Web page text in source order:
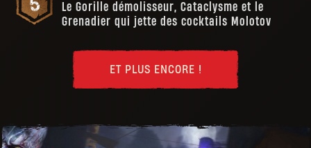
Le Gorille démolisseur, Cataclysme et le
Grenadier qui jette des cocktails Molotov
ET PLUS ENCORE !